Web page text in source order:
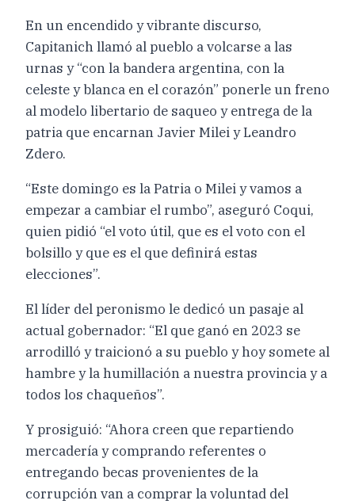
En un encendido y vibrante discurso,
Capitanich llamó al pueblo a volcarse a las
urnas y “con la bandera argentina, con la
celeste y blanca en el corazón” ponerle un freno
al modelo libertario de saqueo y entrega de la
patria que encarnan Javier Milei y Leandro
Zdero.
“Este domingo es la Patria o Milei y vamos a
empezar a cambiar el rumbo”, aseguró Coqui,
quien pidió “el voto útil, que es el voto con el
bolsillo y que es el que definirá estas
elecciones”.
El líder del peronismo le dedicó un pasaje al
actual gobernador: “El que ganó en 2023 se
arrodilló y traicionó a su pueblo y hoy somete al
hambre y la humillación a nuestra provincia y a
todos los chaqueños”.
Y prosiguió: “Ahora creen que repartiendo
mercadería y comprando referentes o
entregando becas provenientes de la
corrupción van a comprar la voluntad del